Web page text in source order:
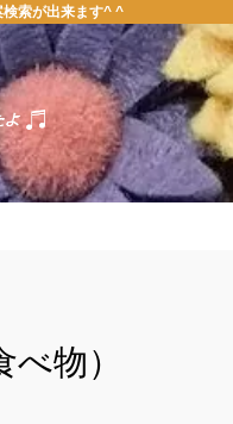
索が出来ます^ ^
物）